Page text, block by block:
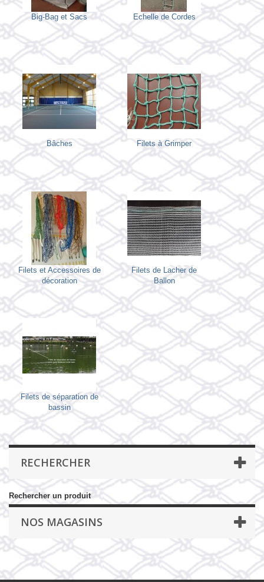
Big-Bag et Sacs Echelle de Cordes
Bâches Filets à Grimper
Filets et Accessoires de
décoration
Filets de Lacher de
Ballon
Filets de séparation de
bassin
RECHERCHER
Rechercher un produit
NOS MAGASINS